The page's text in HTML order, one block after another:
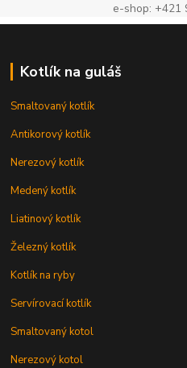
e-shop: +421
Kotlík na guláš
Smaltovaný kotlík
Antikorový kotlík
Nerezový kotlík
Medený kotlík
Liatinový kotlík
Železný kotlík
Kotlík na ryby
Servírovací kotlík
Smaltovaný kotol
Nerezový kotol